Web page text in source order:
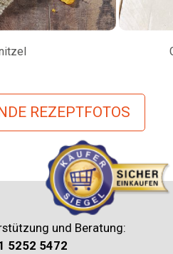
REZEPTFOTOS
und Beratung:
5252 5472